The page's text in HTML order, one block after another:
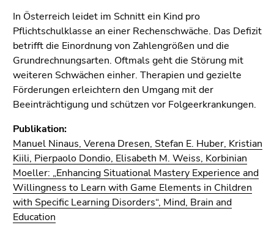
In Österreich leidet im Schnitt ein Kind pro
Pflichtschulklasse an einer Rechenschwäche. Das Defizit
betrifft die Einordnung von Zahlengrößen und die
Grundrechnungsarten. Oftmals geht die Störung mit
weiteren Schwächen einher. Therapien und gezielte
Förderungen erleichtern den Umgang mit der
Beeinträchtigung und schützen vor Folgeerkrankungen.
Publikation:
Manuel Ninaus, Verena Dresen, Stefan E. Huber, Kristian
Kiili, Pierpaolo Dondio, Elisabeth M. Weiss, Korbinian
Moeller: „Enhancing Situational Mastery Experience and
Willingness to Learn with Game Elements in Children
with Specific Learning Disorders“, Mind, Brain and
Education